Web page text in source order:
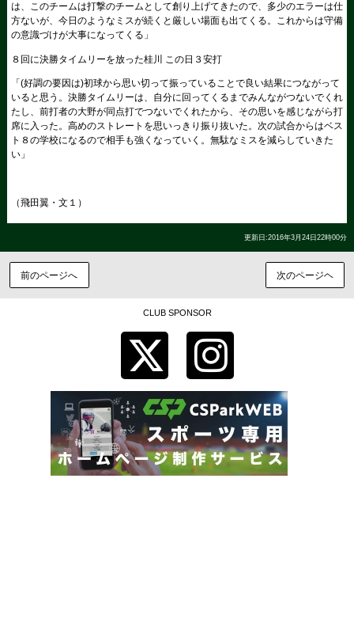
は、このチームは打撃のチームとして創り上げてきたので、多少のエラーは仕
方ないが、今日のようなミスが続くと厳しい場面も出てくる。これからは守備
の意識づけが大事になってくる」
８回に決勝タイムリーを放った桂川 この日３安打
「(好調の要因は)初球から思い切って振っていることで良い結果につながって
いると思う。決勝タイムリーは、自分に回ってくるまでみんながつないでくれ
たし、前打者の大野が同点打でつないでくれたから、その思いを感じながら打
席に入った。高めのストレートを思いっきり振り抜いた。次の試合からはベス
ト８の学校になるので相手も強くなっていく。無駄なミスを減らしていきた
い」
（飛田翼・文１）
更新日:2016年3月24日22時00分
前のページへ 次のページヘ
CLUB SPONSOR